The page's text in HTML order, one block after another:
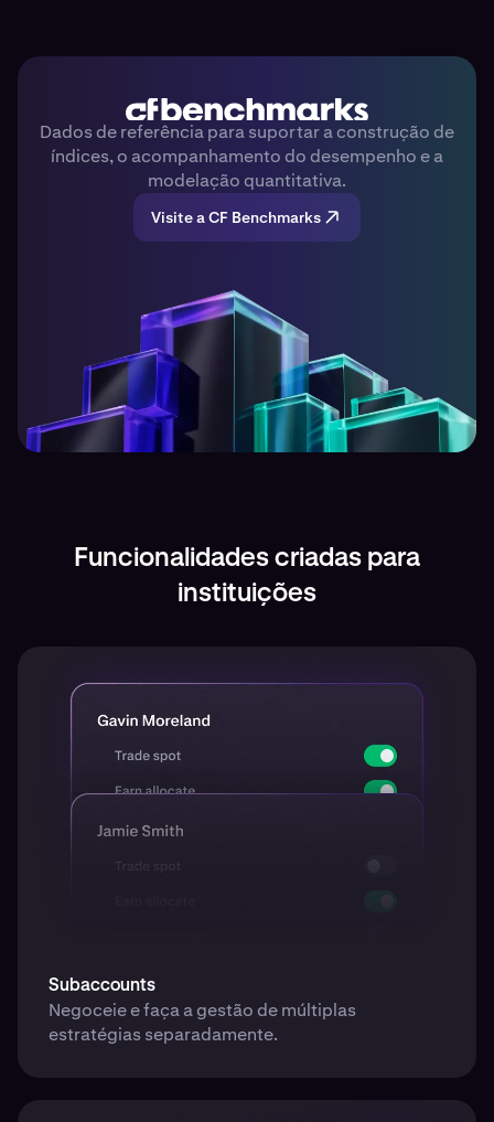
Dados de referência para suportar a construção de
índices, o acompanhamento do desempenho e a
modelação quantitativa.
Visite a CF Benchmarks
Funcionalidades criadas para
instituições
Subaccounts
Negoceie e faça a gestão de múltiplas
estratégias separadamente.